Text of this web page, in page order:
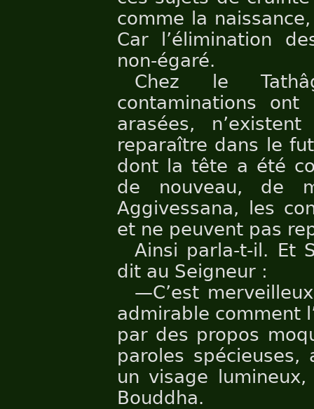
comme la
Car l’élimination
non-égaré.
Chez le
contaminations ont
arasées,
reparaître dans le
dont la tête a été
de nouveau, de
Aggivessana, les
et ne peuvent pas
Ainsi parla-t-il. Et
dit au Seigneur :
—C’est
admirable comment
par des propos
paroles
un visage
Bouddha.